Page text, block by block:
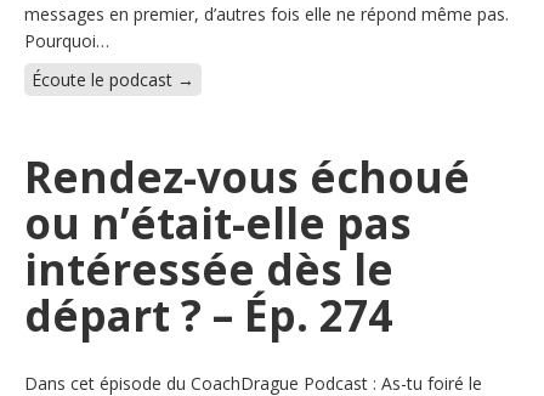
messages en premier, d’autres fois elle ne répond même pas.
Pourquoi…
Écoute le podcast →
Rendez-vous échoué
ou n’était-elle pas
intéressée dès le
départ ? – Ép. 274
Dans cet épisode du CoachDrague Podcast : As-tu foiré le